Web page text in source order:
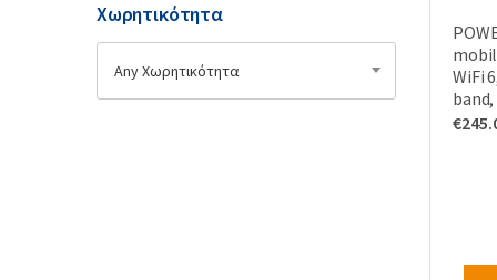
WiFi
€
Χωρητικότητα
Any Χωρητικότητα